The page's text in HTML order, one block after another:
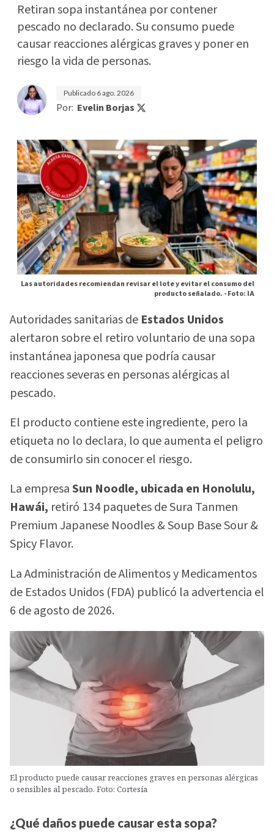
Retiran sopa instantánea por contener
pescado no declarado. Su consumo puede
causar reacciones alérgicas graves y poner en
riesgo la vida de personas.
Publicado 6 ago. 2026
Por: Evelin Borjas
Las autoridades recomiendan revisar el lote y evitar el consumo del
producto señalado. -Foto: IA
Autoridades sanitarias de Estados Unidos
alertaron sobre el retiro voluntario de una sopa
instantánea japonesa que podría causar
reacciones severas en personas alérgicas al
pescado.
El producto contiene este ingrediente, pero la
etiqueta no lo declara, lo que aumenta el peligro
de consumirlo sin conocer el riesgo.
La empresaSun Noodle, ubicada en Honolulu,
Hawái, retiró 134 paquetes de Sura Tanmen
Premium Japanese Noodles & Soup Base Sour &
Spicy Flavor.
La Administración de Alimentos y Medicamentos
de Estados Unidos (FDA) publicó la advertencia el
6 de agosto de 2026.
El producto puede causar reacciones graves en personas alérgicas
o sensibles al pescado. Foto: Cortesía
¿Qué daños puede causar esta sopa?